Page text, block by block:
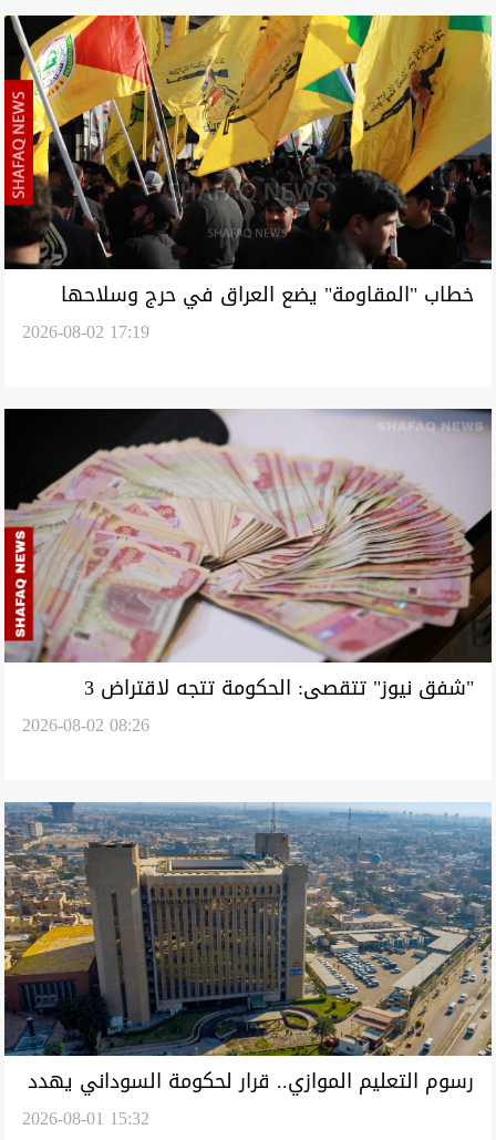
خطاب "المقاومة" يضع العراق في حرج وسلاحها
2026-08-02 17:19
"شفق نيوز" تتقصى: الحكومة تتجه لاقتراض 3
2026-08-02 08:26
رسوم التعليم الموازي.. قرار لحكومة السوداني يهدد
2026-08-01 15:32